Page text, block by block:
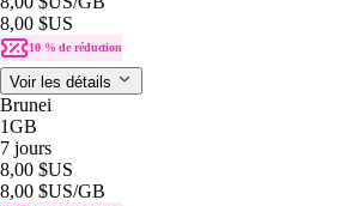
8,00 $US
10 % de réduction
Voir les détails
Brunei
1GB
7 jours
8,00 $US
8,00 $US/GB